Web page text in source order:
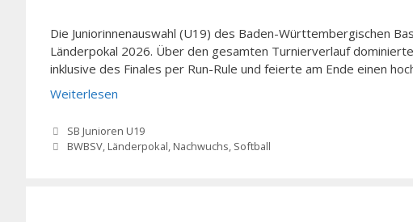
Die Juniorinnenauswahl (U19) des Baden-Württembergischen
Länderpokal 2026. Über den gesamten Turnierverlauf
inklusive des Finales per Run-Rule und feierte am Ende einen
Weiterlesen
Kategorien
SB Junioren U19
Schlagwörter
BWBSV, Länderpokal Nachwuchs Softball